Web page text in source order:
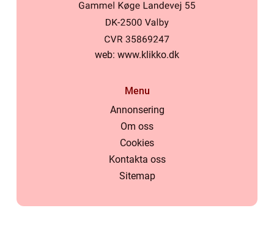
web: www.klikko.dk
Menu
Annonsering
Om oss
Cookies
Kontakta oss
Sitemap